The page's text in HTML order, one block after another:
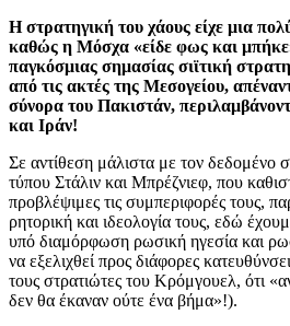
Η στρατηγική του χάους είχε μια
καθώς η Μόσχα «είδε φως και
παγκόσμιας σημασίας σιϊτική
από τις ακτές της Μεσογείου,
σύνορα του Πακιστάν,
και Ιράν!
Σε αντίθεση μάλιστα με τον δεδομένο
τύπου Στάλιν και Μπρέζνιεφ, που
προβλέψιμες τις συμπεριφορές τους,
ρητορική και ιδεολογία τους, εδώ
υπό διαμόρφωση ρωσική ηγεσία και
να εξελιχθεί προς διάφορες
τους στρατιώτες του Κρόμγουελ, ότι
δεν θα έκαναν ούτε ένα βήμα»!).